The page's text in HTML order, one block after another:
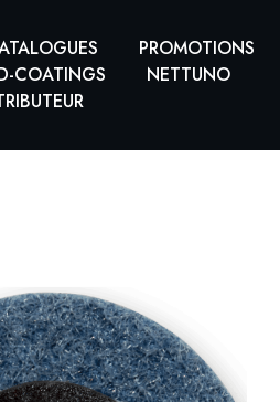
PROMOTIONS
COATINGS
NETTUNO